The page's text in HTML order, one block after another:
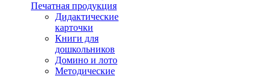
Печатная продукция
Дидактические
карточки
Книги для
дошкольников
Домино и лото
Методические